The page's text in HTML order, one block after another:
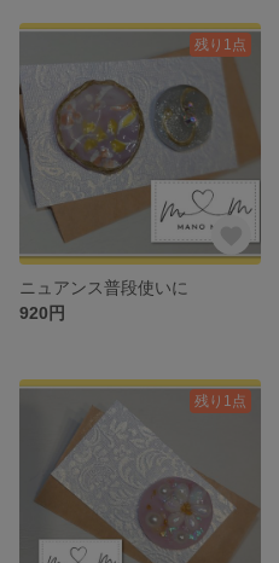
残り1点
ニュアンス普段使いに
920円
残り1点